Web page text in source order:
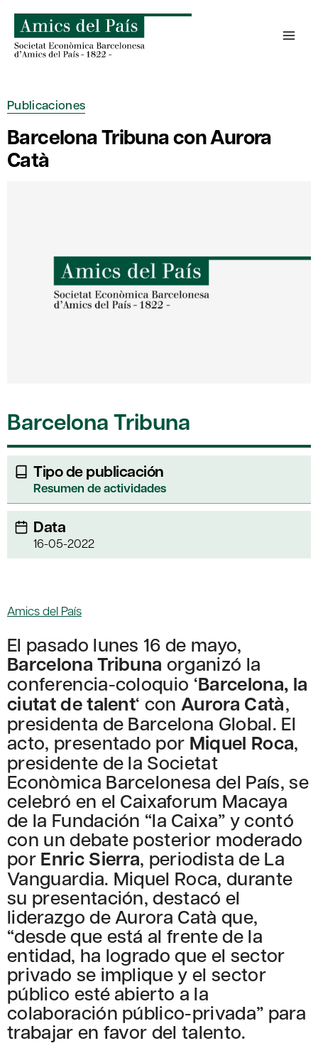
contenido
Publicaciones
Barcelona Tribuna con Aurora
Catà
Barcelona Tribuna
Tipo de publicación
Resumen de actividades
Data
16-05-2022
Amics del País
El pasado lunes 16 de mayo,
Barcelona Tribuna organizó la
conferencia-coloquio ‘Barcelona, la
ciutat de talent‘ conAurora Catà,
presidenta de Barcelona Global. El
acto, presentado por Miquel Roca,
presidente de la Societat
Econòmica Barcelonesa del País, se
celebró en el Caixaforum Macaya
de la Fundación “la Caixa” y contó
con un debate posterior moderado
por Enric Sierra, periodista de La
Vanguardia. Miquel Roca, durante
su presentación, destacó el
liderazgo de Aurora Catà que,
“desde que está al frente de la
entidad, ha logrado que el sector
privado se implique y el sector
público esté abierto a la
colaboración público-privada” para
trabajar en favor del talento.